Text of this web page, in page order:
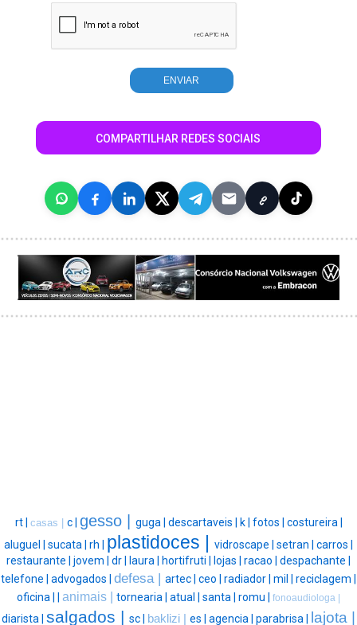
COMPARTILHAR REDES SOCIAIS
rt | casas | c | gesso | guga | descartaveis | k | fotos | costureira |
aluguel | sucata | rh | plastidoces | vidroscape | setran | carros |
restaurante | jovem | dr | laura | hortifruti | lojas | racao | despachante |
telefone | advogados | defesa | artec | ceo | radiador | mil | reciclagem |
oficina |
animais | tornearia | atual | santa | romu | fonoaudiologa |
diarista | salgados | sc | baklizi | es | agencia | parabrisa | lajota |